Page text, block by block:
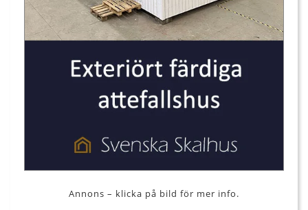
Annons – klicka på bild för mer info.